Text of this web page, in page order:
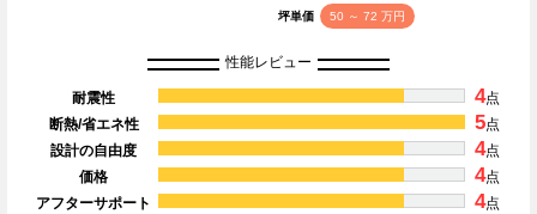
坪単価 50 ～ 72 万円
性能レビュー
耐震性 4点
断熱/省エネ性
5点
設計の自由度
4点
価格
4点
アフターサポート
4点